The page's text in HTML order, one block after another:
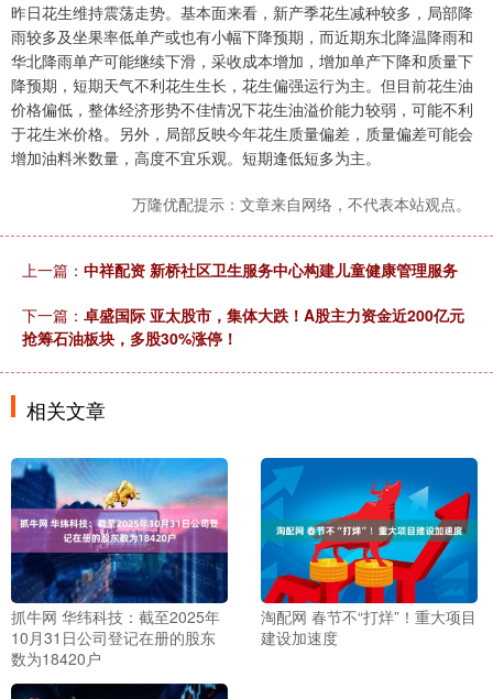
昨日花生维持震荡走势。基本面来看，新产季花生减种较多，局部降
雨较多及坐果率低单产或也有小幅下降预期，而近期东北降温降雨和
华北降雨单产可能继续下滑，采收成本增加，增加单产下降和质量下
降预期，短期天气不利花生生长，花生偏强运行为主。但目前花生油
价格偏低，整体经济形势不佳情况下花生油溢价能力较弱，可能不利
于花生米价格。另外，局部反映今年花生质量偏差，质量偏差可能会
增加油料米数量，高度不宜乐观。短期逢低短多为主。
万隆优配提示：文章来自网络，不代表本站观点。
上一篇： 中祥配资 新桥社区卫生服务中心构建儿童健康管理服务
下一篇： 卓盛国际 亚太股市，集体大跌！A股主力资金近200亿元
抢筹石油板块，多股30%涨停！
相关文章
抓牛网 华纬科技：截至2025年
10月31日公司登记在册的股东
数为18420户
淘配网 春节不“打烊”！重大项目
建设加速度